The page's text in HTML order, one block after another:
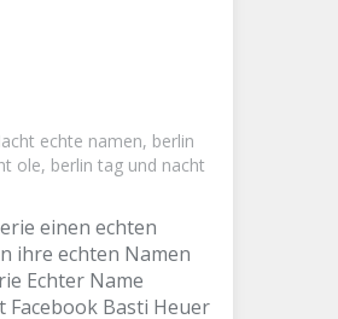
echte namen, berlin
ole, berlin tag und nacht
einen echten
ihre echten Namen
Echter Name
Facebook Basti Heuer